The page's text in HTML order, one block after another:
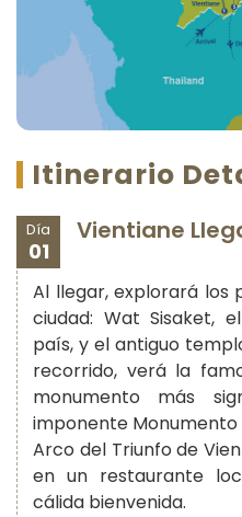
Itinerario
Día
01
Vientiane
Al llegar, explorará los
ciudad: Wat Sisaket,
país, y el antiguo
recorrido, verá la
monumento más
imponente
Arco del Triunfo de
en un restaurante
cálida bienvenida.